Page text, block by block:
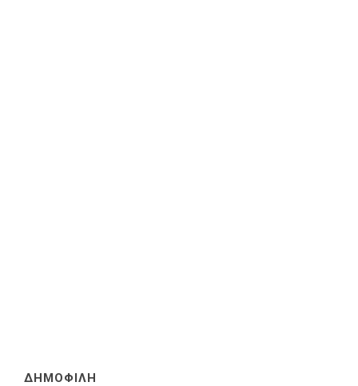
ΔΗΜΟΦΙΛΗ